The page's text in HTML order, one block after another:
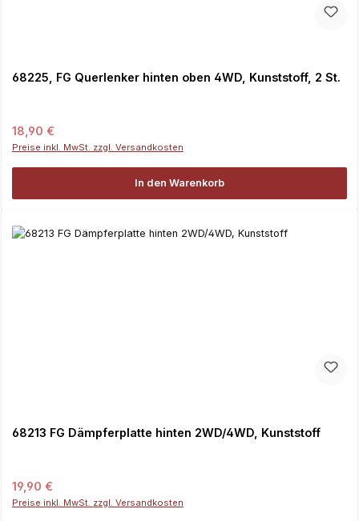
68225, FG Querlenker hinten oben 4WD, Kunststoff, 2 St.
Regulärer Preis:
18,90 €
Preise inkl. MwSt. zzgl. Versandkosten
In den Warenkorb
68213 FG Dämpferplatte hinten 2WD/4WD, Kunststoff
Regulärer Preis:
19,90 €
Preise inkl. MwSt. zzgl. Versandkosten